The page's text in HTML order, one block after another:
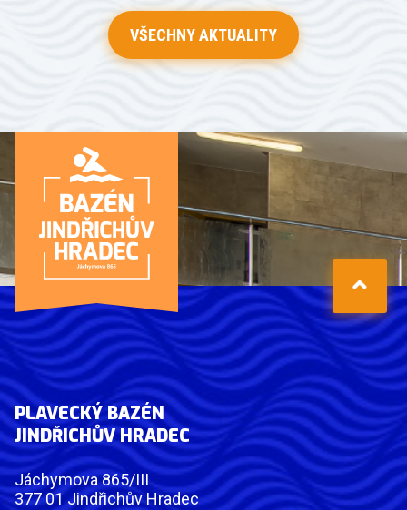
VŠECHNY AKTUALITY
PLAVECKÝ BAZÉN
JINDŘICHŮV HRADEC
Jáchymova 865/III
377 01 Jindřichův Hradec